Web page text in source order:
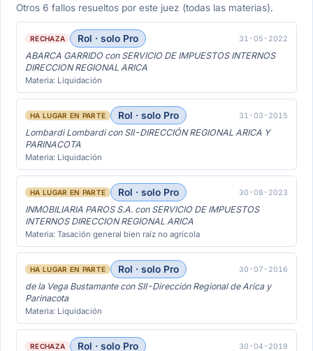
Otros 6 fallos resueltos por este juez (todas las materias).
RECHAZA Rol · solo Pro 31-05-2022
ABARCA GARRIDO con SERVICIO DE IMPUESTOS INTERNOS
DIRECCION REGIONAL ARICA
Materia: Liquidación
HA LUGAR EN PARTE Rol · solo Pro 31-03-2015
Lombardi Lombardi con SII-DIRECCIÓN REGIONAL ARICA Y
PARINACOTA
Materia: Liquidación
HA LUGAR EN PARTE Rol · solo Pro 30-08-2023
INMOBILIARIA PAROS S.A. con SERVICIO DE IMPUESTOS
INTERNOS DIRECCION REGIONAL ARICA
Materia: Tasación general bien raíz no agrícola
HA LUGAR EN PARTE Rol · solo Pro 30-07-2016
de la Vega Bustamante con SII-Dirección Regional de Arica y
Parinacota
Materia: Liquidación
RECHAZA Rol · solo Pro 30-04-2019